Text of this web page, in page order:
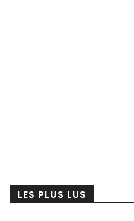
LES PLUS LUS